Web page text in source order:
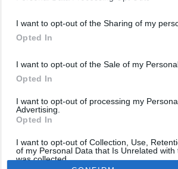
I want to opt-out of the Sharing of my
Opted In
I want to opt-out of the Sale of my
Opted In
I want to opt-out of processing my
Advertising.
Opted In
I want to opt-out of Collection, Use,
of my Personal Data that Is Unrelated
was collected.